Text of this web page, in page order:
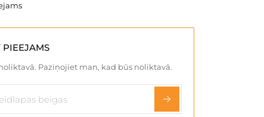
PIEEJAMS
Paziņojiet man, kad būs noliktavā.